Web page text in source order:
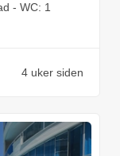
- WC: 1
4 uker siden